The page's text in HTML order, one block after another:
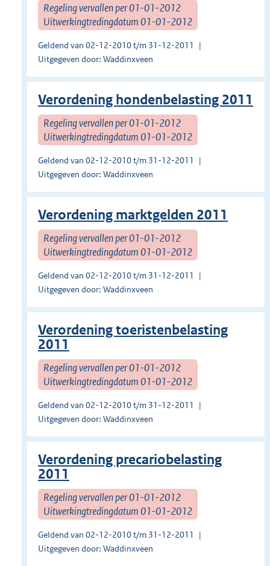
Regeling vervallen per 01-01-2012
Uitwerkingtredingdatum 01-01-2012
Geldend van 02-12-2010 t/m 31-12-2011
Uitgegeven door: Waddinxveen
Verordening hondenbelasting 2011
Regeling vervallen per 01-01-2012
Uitwerkingtredingdatum 01-01-2012
Geldend van 02-12-2010 t/m 31-12-2011
Uitgegeven door: Waddinxveen
Verordening marktgelden 2011
Regeling vervallen per 01-01-2012
Uitwerkingtredingdatum 01-01-2012
Geldend van 02-12-2010 t/m 31-12-2011
Uitgegeven door: Waddinxveen
Verordening toeristenbelasting
2011
Regeling vervallen per 01-01-2012
Uitwerkingtredingdatum 01-01-2012
Geldend van 02-12-2010 t/m 31-12-2011
Uitgegeven door: Waddinxveen
Verordening precariobelasting
2011
Regeling vervallen per 01-01-2012
Uitwerkingtredingdatum 01-01-2012
Geldend van 02-12-2010 t/m 31-12-2011
Uitgegeven door: Waddinxveen